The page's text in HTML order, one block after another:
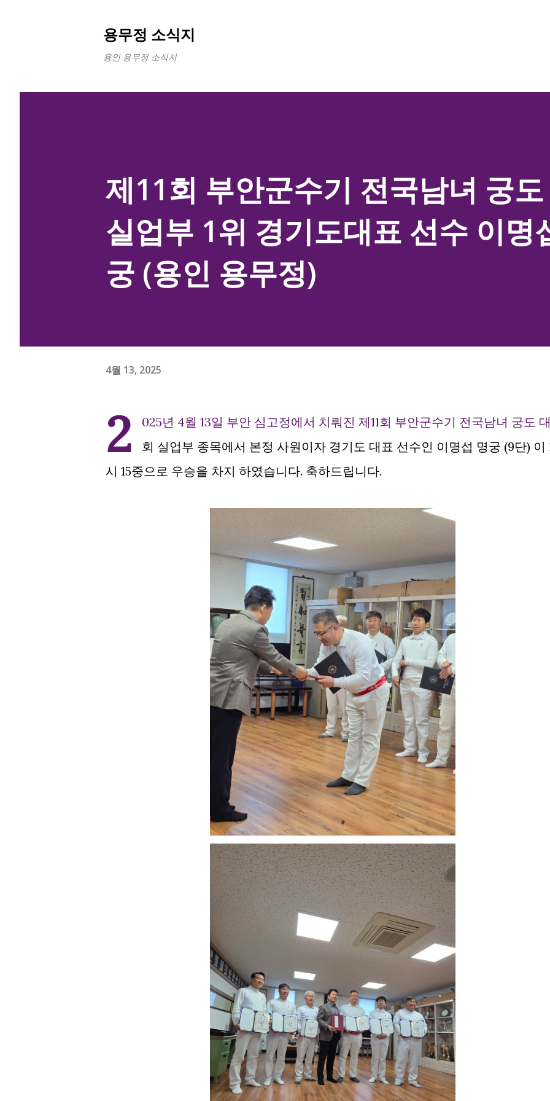
용무정 소식지
용인 용무정 소식지
제11회 부안군수기 전국남녀 궁
실업부 1위 경기도대표 선수 이명
궁 (용인 용무정)
4월 13, 2025
2
025년 4월 13일 부안 심고정에서 치뤄진 제11회 부안군수기 전국남녀 궁도
회 실업부 종목에서 본정 사원이자 경기도 대표 선수인 이명섭 명궁 (9단) 이
시 15중으로 우승을 차지 하였습니다. 축하드립니다.